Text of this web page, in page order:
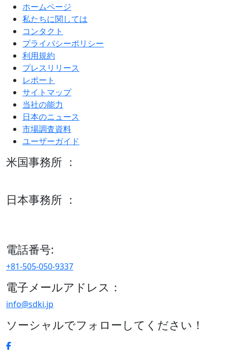
ホームページ
私たちに関しては
コンタクト
プライバシーポリシー
利用規約
プレスリリース
レポート
サイトマップ
当社の能力
日本のニュース
市場調査資料
ユーザーガイド
米国事務所 ：
日本事務所 ：
電話番号:
+81-505-050-9337
電子メールアドレス：
info@sdki.jp
ソーシャルでフォローしてください！